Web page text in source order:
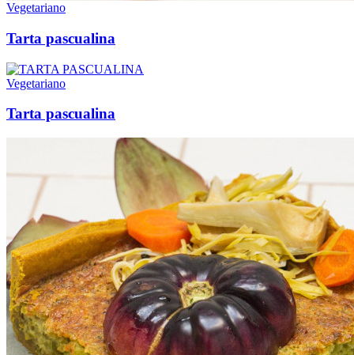
Vegetariano
Tarta pascualina
Vegetariano
Tarta pascualina